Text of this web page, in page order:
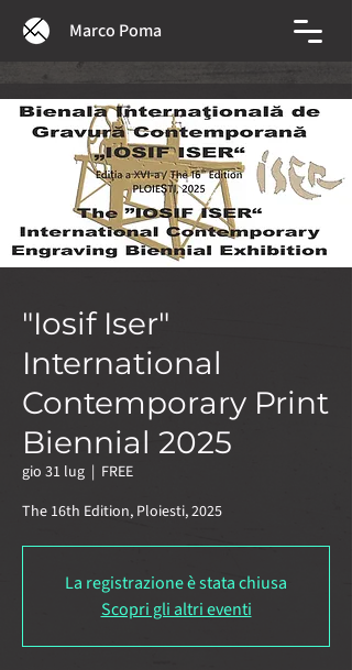
Marco Poma
"Iosif Iser"
International
Contemporary Print
Biennial 2025
gio 31 lug
  |
FREE
La registrazione è stata chiusa
Scopri gli altri eventi